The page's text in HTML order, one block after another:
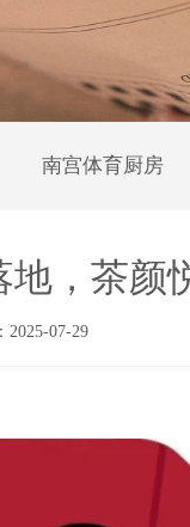
南宫体育厨房
，茶颜
2025-07-29